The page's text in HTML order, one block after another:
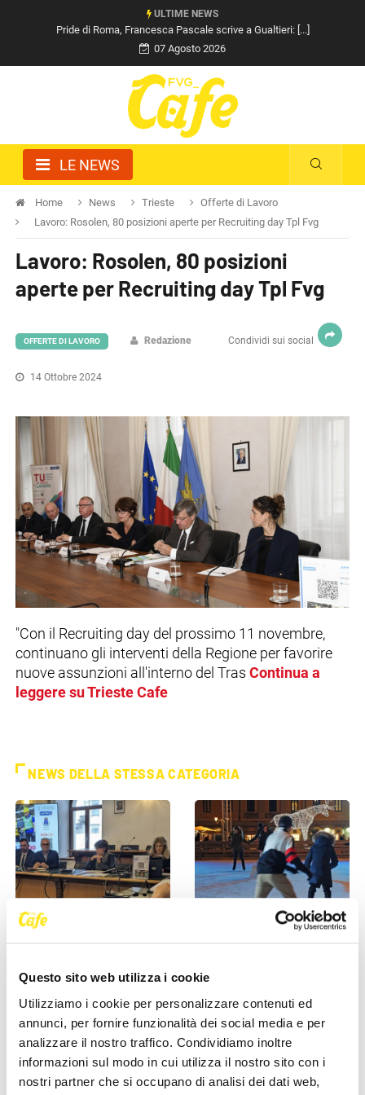
Questo sito web utilizza i cookie
Utilizziamo i cookie per personalizzare contenuti ed
annunci, per fornire funzionalità dei social media e per
analizzare il nostro traffico. Condividiamo inoltre
informazioni sul modo in cui utilizza il nostro sito con i
nostri partner che si occupano di analisi dei dati web,
ULTIME NEWS
Pride di Roma, Francesca Pascale scrive a Gualtieri: [...]
07 Agosto 2026
LE NEWS
Home News Trieste
Offerte di Lavoro
Lavoro: Rosolen, 80 posizioni aperte per Recruiting day Tpl Fvg
Lavoro: Rosolen, 80 posizioni
aperte per Recruiting day Tpl Fvg
Condividi sui social
OFFERTE DI LAVORO Redazione
14 Ottobre 2024
"Con il Recruiting day del prossimo 11 novembre,
continuano gli interventi della Regione per favorire
nuove assunzioni all'interno del Tras Continua a
leggere su Trieste Cafe
NEWS DELLA STESSA CATEGORIA
Lavoro: Rosolen, 100 posti in
Friuli
10 Ottobre 2024
(OFFERTA DI LAVORO) Si
ghiaccio a Trieste